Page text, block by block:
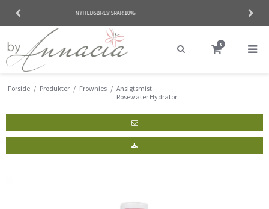
NATURLIGE PRODUKTER
0
Forside / Produkter / Frownies / Ansigtsmist
Rosewater Hydrator